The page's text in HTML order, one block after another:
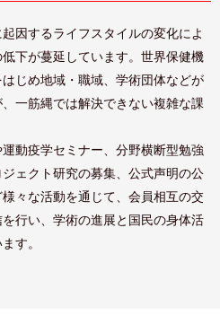
因するライフスタイルの変化によ
下が蔓延しています。世界保健機
じめ地域・職域、学術団体などが
一筋縄では解決できない複雑な課
動疫学セミナー、分野横断型勉強
ェクト研究の募集、公式声明の公
々な活動を通じて、会員相互の交
行い、学術の進展と国民の身体活
す。